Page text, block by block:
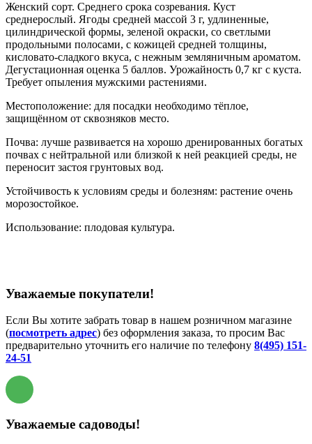
Женский сорт. Среднего срока созревания. Куст
среднерослый. Ягоды средней массой 3 г, удлиненные,
цилиндрической формы, зеленой окраски, со светлыми
продольными полосами, с кожицей средней толщины,
кисловато-сладкого вкуса, с нежным земляничным ароматом.
Дегустационная оценка 5 баллов. Урожайность 0,7 кг с куста.
Требует опыления мужскими растениями.
Местоположение: для посадки необходимо тёплое,
защищённом от сквозняков место.
Почва: лучше развивается на хорошо дренированных богатых
почвах с нейтральной или близкой к ней реакцией среды, не
переносит застоя грунтовых вод.
Устойчивость к условиям среды и болезням: растение очень
морозостойкое.
Использование: плодовая культура.
Уважаемые покупатели!
Если Вы хотите забрать товар в нашем розничном магазине
(посмотреть адрес) без оформления заказа, то просим Вас
предварительно уточнить его наличие по телефону 8(495) 151-
24-51
Уважаемые садоводы!